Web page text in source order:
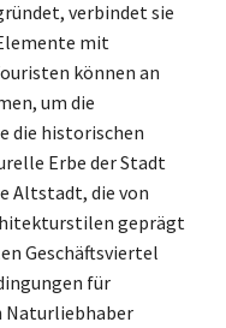
verbindet sie
mit
können an
um die
die historischen
Erbe der Stadt
Altstadt, die von
geprägt
Geschäftsviertel
für
Naturliebhaber